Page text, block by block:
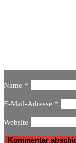
Name *
E-Mail-Adresse *
Website